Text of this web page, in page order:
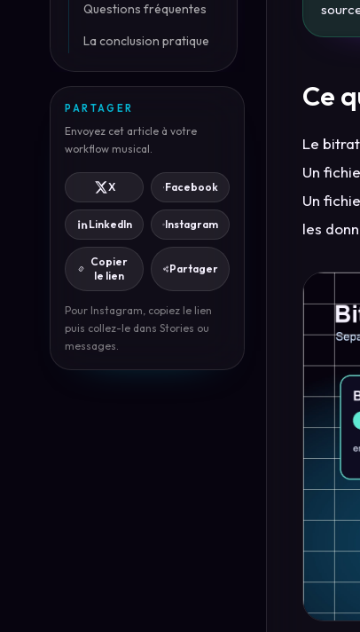
Questions fréquentes
La conclusion pratique
PARTAGER
Envoyez cet article à votre
workflow musical.
X Facebook
LinkedIn Instagram
Copier
le lien
Partager
Pour Instagram, copiez le lien
puis collez-le dans Stories ou
messages.
Ce
Le
Un
Un
les